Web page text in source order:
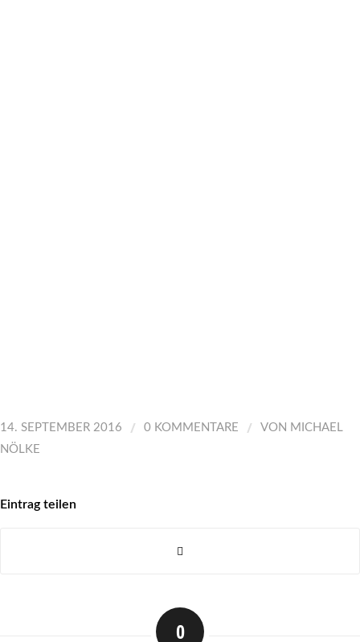
14. SEPTEMBER 2016 / 0 KOMMENTARE / VON MICHAEL
NÖLKE
Eintrag teilen
0